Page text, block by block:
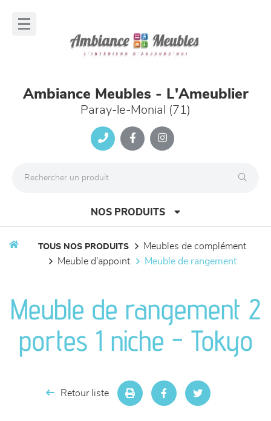
Ambiance Meubles - L'Ameublier
Paray-le-Monial (71)
NOS PRODUITS
séjours
meubles de complément
TOUS NOS PRODUITS
meubles de complément
meuble d'appoint
meuble de rangement
Meuble de rangement 2
portes 1 niche - Tokyo
Retour liste